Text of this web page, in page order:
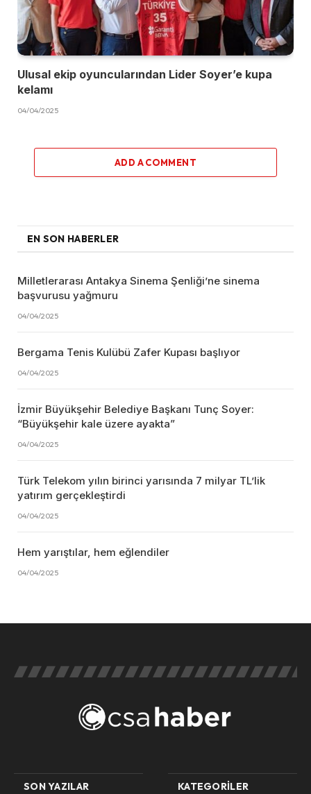
Ulusal ekip oyuncularından Lider Soyer’e kupa
kelamı
04/04/2025
ADD A COMMENT
EN SON HABERLER
Milletlerarası Antakya Sinema Şenliği’ne sinema
başvurusu yağmuru
04/04/2025
Bergama Tenis Kulübü Zafer Kupası başlıyor
04/04/2025
İzmir Büyükşehir Belediye Başkanı Tunç Soyer:
“Büyükşehir kale üzere ayakta”
04/04/2025
Türk Telekom yılın birinci yarısında 7 milyar TL’lik
yatırım gerçekleştirdi
04/04/2025
Hem yarıştılar, hem eğlendiler
04/04/2025
SON YAZILAR KATEGORILER